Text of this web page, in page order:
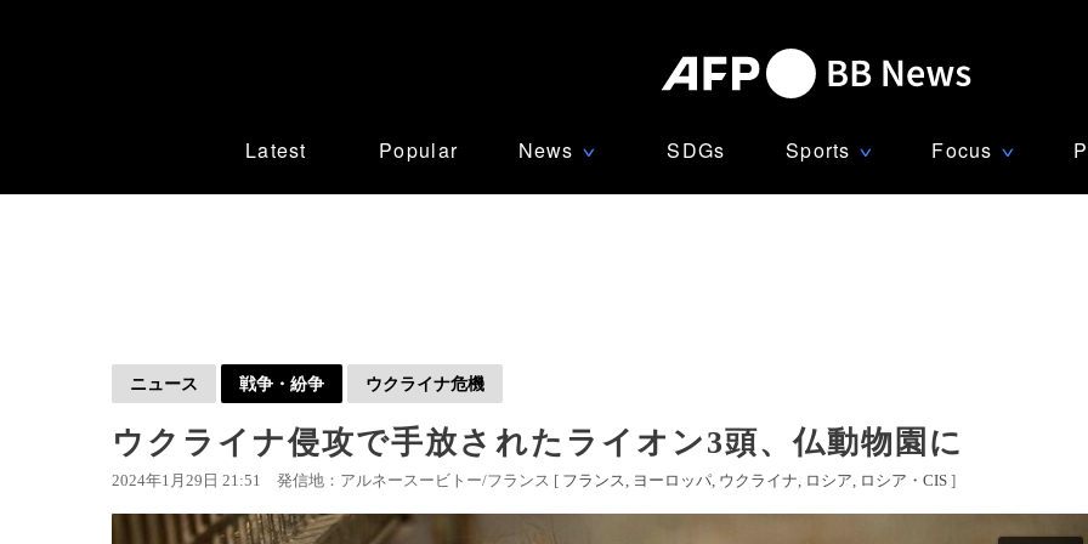
Latest Popular News ∨ SDGs Sports ∨ Focus ∨
ニュース 戦争・紛争 ウクライナ危機
ウクライナ侵攻で手放されたライオン3頭、仏動物園に
2024年1月29日 21:51 発信地：アルネースービトー/フランス [ フランス ヨーロッパ ウクライナ ロシア ロシア・CIS ]